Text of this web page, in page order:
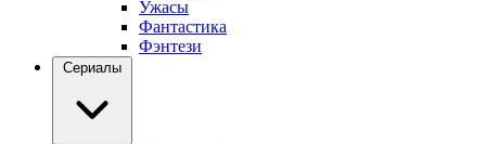
Ужасы
Фантастика
Фэнтези
Сериалы